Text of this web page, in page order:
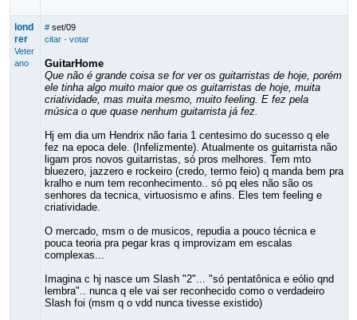
lond
rer
Veter
ano
# set/09
citar· votar
GuitarHome
Que não é grande coisa se for ver os guitarristas de hoje, porém
ele tinha algo muito maior que os guitarristas de hoje, muita
criatividade, mas muita mesmo, muito feeling. E fez pela
música o que quase nenhum guitarrista já fez.
Hj em dia um Hendrix não faria 1 centesimo do sucesso q ele
fez na epoca dele. (Infelizmente). Atualmente os guitarrista não
ligam pros novos guitarristas, só pros melhores. Tem mto
bluezero, jazzero e rockeiro (credo, termo feio) q manda bem pra
kralho e num tem reconhecimento.. só pq eles não são os
senhores da tecnica, virtuosismo e afins. Eles tem feeling e
criatividade.
O mercado, msm o de musicos, repudia a pouco técnica e
pouca teoria pra pegar kras q improvizam em escalas
complexas...
Imagina c hj nasce um Slash "2"... "só pentatônica e eólio qnd
lembra".. nunca q ele vai ser reconhecido como o verdadeiro
Slash foi (msm q o vdd nunca tivesse existido)